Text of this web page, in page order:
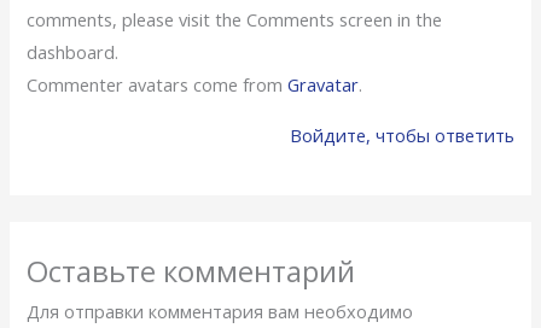
comments, please visit the Comments screen in the
dashboard.
Commenter avatars come fromGravatar.
Войдите, чтобы ответить
Оставьте комментарий
Для отправки комментария вам необходимо